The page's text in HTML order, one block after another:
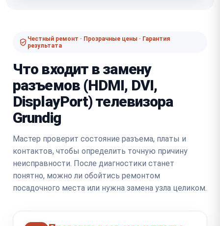
Честный ремонт · Прозрачные цены · Гарантия
результата
Что входит в замену
разъемов (HDMI, DVI,
DisplayPort) телевизора
Grundig
Мастер проверит состояние разъема, платы и
контактов, чтобы определить точную причину
неисправности. После диагностики станет
понятно, можно ли обойтись ремонтом
посадочного места или нужна замена узла целиком.